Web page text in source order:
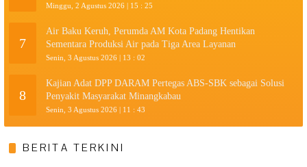
Minggu, 2 Agustus 2026 | 15 : 25
7
Air Baku Keruh, Perumda AM Kota Padang Hentikan
Sementara Produksi Air pada Tiga Area Layanan
Senin, 3 Agustus 2026 | 13 : 02
8
Kajian Adat DPP DARAM Pertegas ABS-SBK sebagai Solusi
Penyakit Masyarakat Minangkabau
Senin, 3 Agustus 2026 | 11 : 43
BERITA TERKINI